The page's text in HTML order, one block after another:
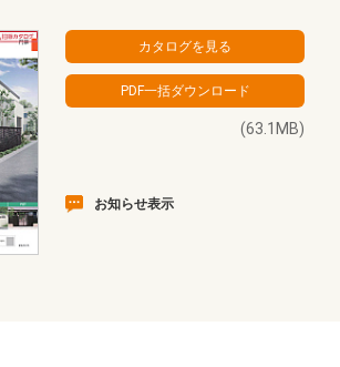
(63.1MB)
お知らせ表示